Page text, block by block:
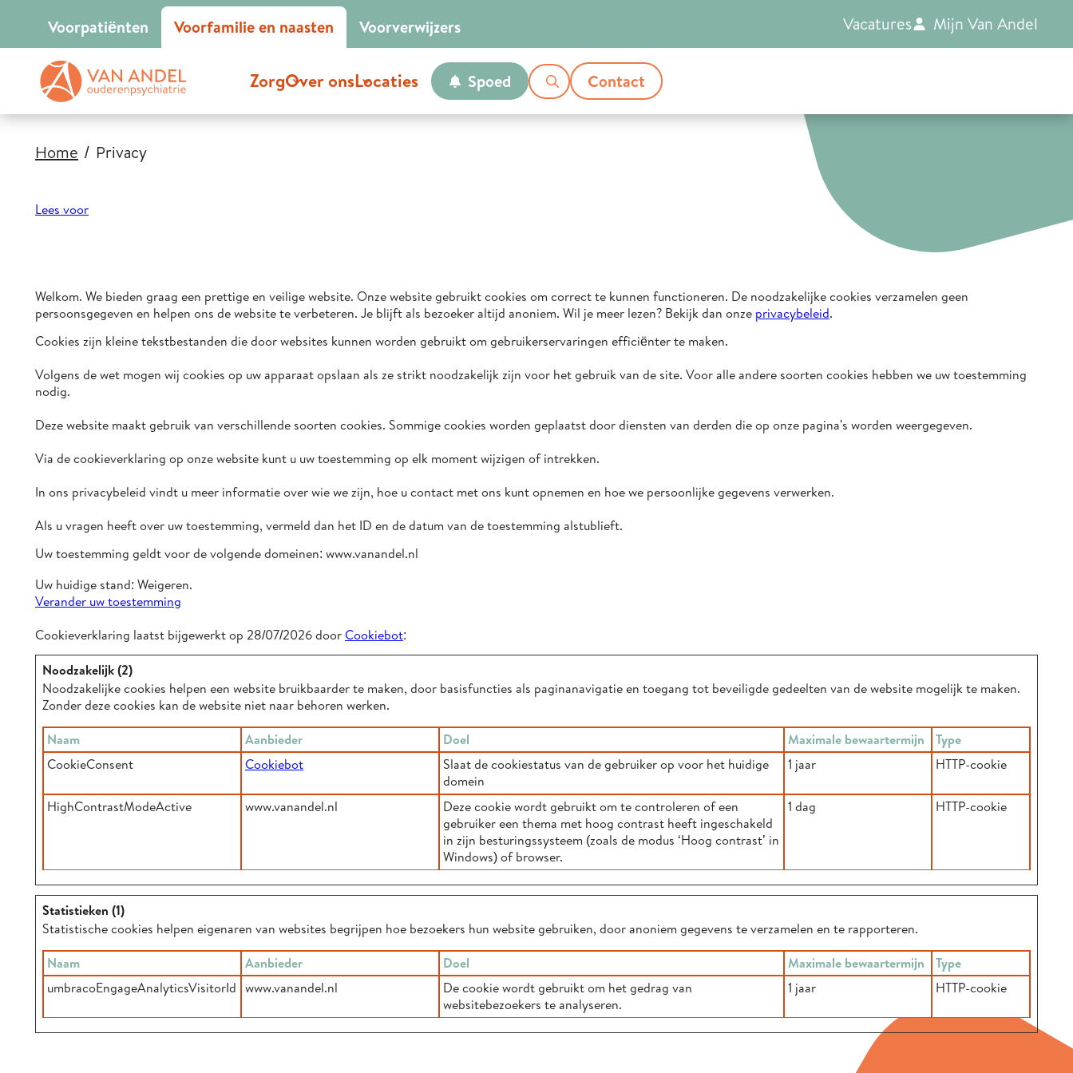
Voorpatiënten Voorfamilie en naasten Voorverwijzers Vacatures Mijn Van Andel
ZorgOver onsLocaties Spoed Contact
Home Privacy
Lees voor
Welkom. We bieden graag een prettige en veilige website. Onze website gebruikt cookies om correct te kunnen functioneren. De noodzakelijke cookies verzamelen geen
persoonsgegeven en helpen ons de website te verbeteren. Je blijft als bezoeker altijd anoniem. Wil je meer lezen? Bekijk dan onze privacybeleid.
Cookies zijn kleine tekstbestanden die door websites kunnen worden gebruikt om gebruikerservaringen efficiënter te maken.
Volgens de wet mogen wij cookies op uw apparaat opslaan als ze strikt noodzakelijk zijn voor het gebruik van de site. Voor alle andere soorten cookies hebben we uw toestemming
nodig.
Deze website maakt gebruik van verschillende soorten cookies. Sommige cookies worden geplaatst door diensten van derden die op onze pagina's worden weergegeven.
Via de cookieverklaring op onze website kunt u uw toestemming op elk moment wijzigen of intrekken.
In ons privacybeleid vindt u meer informatie over wie we zijn, hoe u contact met ons kunt opnemen en hoe we persoonlijke gegevens verwerken.
Als u vragen heeft over uw toestemming, vermeld dan het ID en de datum van de toestemming alstublieft.
Uw toestemming geldt voor de volgende domeinen: www.vanandel.nl
Uw huidige stand: Weigeren.
Verander uw toestemming
Cookieverklaring laatst bijgewerkt op 28/07/2026 door Cookiebot:
Noodzakelijk (2)
Noodzakelijke cookies helpen een website bruikbaarder te maken, door basisfuncties als paginanavigatie en toegang tot beveiligde gedeelten van de website mogelijk te maken.
Zonder deze cookies kan de website niet naar behoren werken.
Naam
Aanbieder Doel Maximale bewaartermijn
Type
CookieConsent
Cookiebot
Slaat de cookiestatus van de gebruiker op voor het huidige
domein
1 jaar HTTP-cookie
HighContrastModeActive www.vanandel.nl
Deze cookie wordt gebruikt om te controleren of een
gebruiker een thema met hoog contrast heeft ingeschakeld
in zijn besturingssysteem (zoals de modus ‘Hoog contrast’ in
Windows) of browser.
1 dag HTTP-cookie
Statistieken (1)
Statistische cookies helpen eigenaren van websites begrijpen hoe bezoekers hun website gebruiken, door anoniem gegevens te verzamelen en te rapporteren.
Naam
Aanbieder Doel Maximale bewaartermijn
Type
umbracoEngageAnalyticsVisitorId www.vanandel.nl
De cookie wordt gebruikt om het gedrag van
websitebezoekers te analyseren.
1 jaar HTTP-cookie